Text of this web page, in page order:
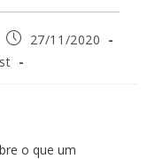
Post
publicado:
27/11/2020
o que um